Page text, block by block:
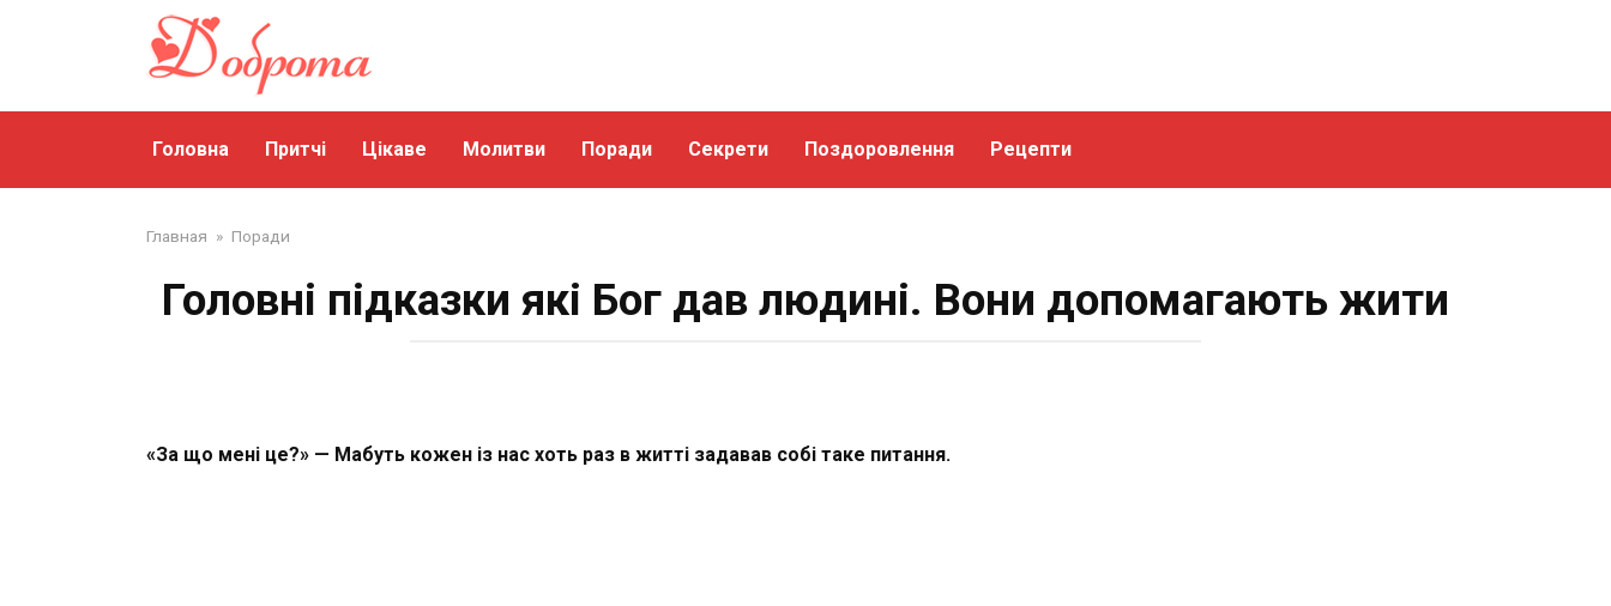
Головна Притчі Цікаве Молитви Поради Секрети Поздоровлення Рецепти
Главная » Поради
Головні підказки які Бог дав людині. Вони допомагають жити
«За що мені це?» — Мабуть кожен із нас хоть раз в житті задавав собі таке питання.